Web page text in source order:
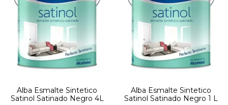
Alba Esmalte Sintetico
Satinol Satinado Negro 4L
Alba Esmalte Sintetico
Satinol Satinado Negro 1 L